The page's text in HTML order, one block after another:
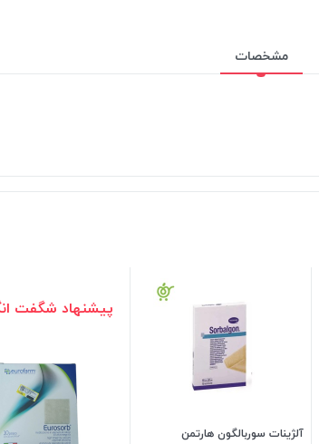
مشخصات
آلژینات سوربالگون هارتمن
پیشنهاد شگفت